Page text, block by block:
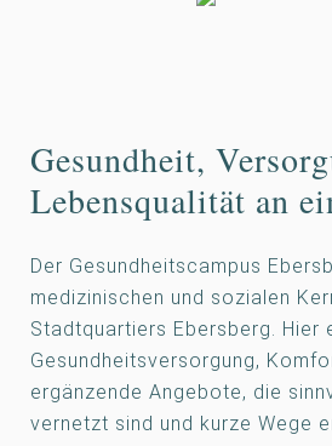
Gesundheit,
Lebensqualität an
Der Gesundheitscampus
medizinischen und sozialen
Stadtquartiers Ebersberg. Hier
Gesundheitsversorgung,
ergänzende Angebote, die
vernetzt sind und kurze Wege